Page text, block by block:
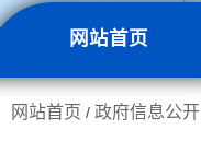
网站首页
网站首页 / 政府信息公开